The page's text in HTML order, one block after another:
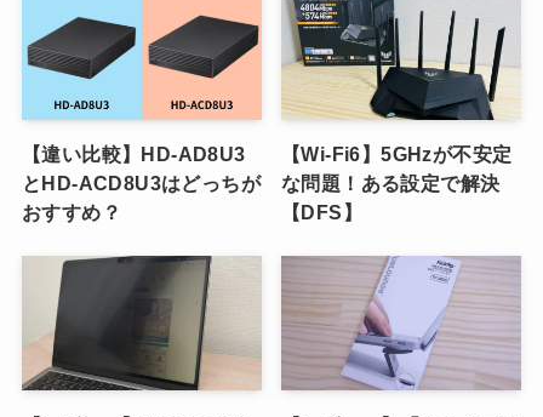
【違い比較】HD-AD8U3
とHD-ACD8U3はどっちが
おすすめ？
【Wi-Fi6】5GHzが不安定
な問題！ある設定で解決
【DFS】